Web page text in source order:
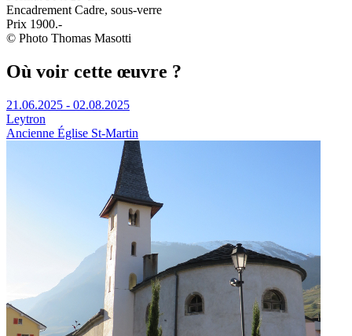
Encadrement Cadre, sous-verre
Prix 1900.-
© Photo Thomas Masotti
Où voir cette œuvre ?
21.06.2025 - 02.08.2025
Leytron
Ancienne Église St-Martin